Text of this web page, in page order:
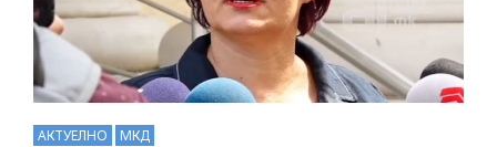
АКТУЕЛНО МКД